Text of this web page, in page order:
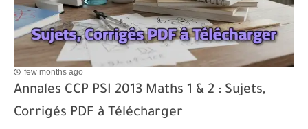
few months ago
Annales CCP PSI 2013 Maths 1 & 2 : Sujets,
Corrigés PDF à Télécharger